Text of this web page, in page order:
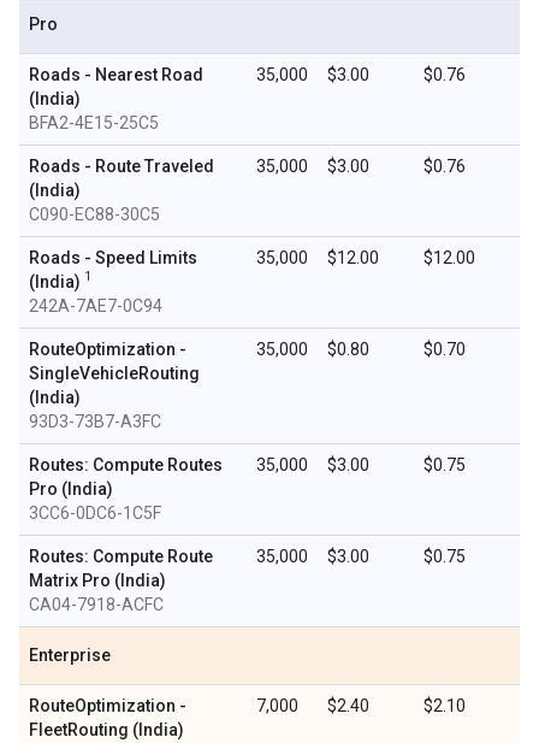
Pro
Roads - Nearest Road
(India)
BFA2-4E15-25C5
35,000 $3.00 $0.76
Roads - Route Traveled
(India)
C090-EC88-30C5
35,000 $3.00 $0.76
Roads - Speed Limits
(India) 1
242A-7AE7-0C94
35,000 $12.00 $12.00
RouteOptimization -
SingleVehicleRouting
(India)
93D3-73B7-A3FC
35,000 $0.80 $0.70
Routes: Compute Routes
Pro (India)
3CC6-0DC6-1C5F
35,000 $3.00 $0.75
Routes: Compute Route
Matrix Pro (India)
CA04-7918-ACFC
35,000 $3.00 $0.75
Enterprise
RouteOptimization -
FleetRouting (India)
7,000 $2.40 $2.10